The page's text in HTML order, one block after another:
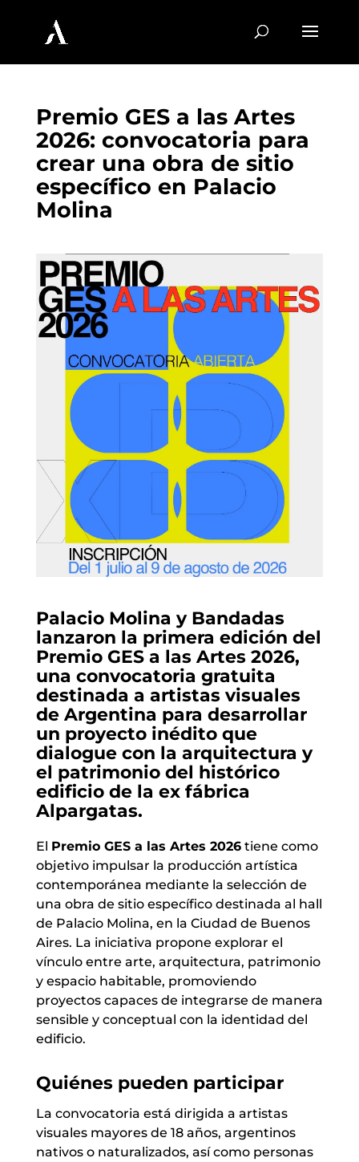
Premio GES a las Artes
2026: convocatoria para
crear una obra de sitio
específico en Palacio
Molina
Palacio Molina y Bandadas
lanzaron la primera edición del
Premio GES a las Artes 2026,
una convocatoria gratuita
destinada a artistas visuales
de Argentina para desarrollar
un proyecto inédito que
dialogue con la arquitectura y
el patrimonio del histórico
edificio de la ex fábrica
Alpargatas.
El Premio GES a las Artes 2026tiene como
objetivo impulsar la producción artística
contemporánea mediante la selección de
una obra de sitio específico destinada al hall
de Palacio Molina, en la Ciudad de Buenos
Aires. La iniciativa propone explorar el
vínculo entre arte, arquitectura, patrimonio
y espacio habitable, promoviendo
proyectos capaces de integrarse de manera
sensible y conceptual con la identidad del
edificio.
Quiénes pueden participar
La convocatoria está dirigida a artistas
visuales mayores de 18 años, argentinos
nativos o naturalizados, así como personas